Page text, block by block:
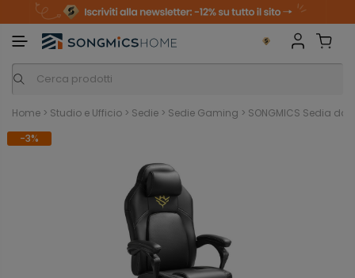
Home > Studio e Ufficio > Sedie > Sedie Gaming > SONGMICS Sedia
-3%
n
i